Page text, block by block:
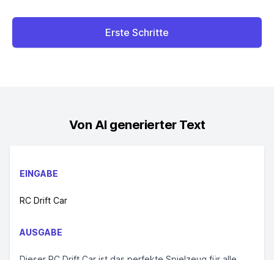
Erste Schritte
Von AI generierter Text
EINGABE
RC Drift Car
AUSGABE